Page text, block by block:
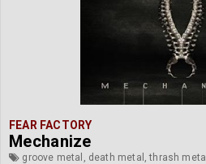
FEAR FACTORY
Mechanize
groove metal, death metal, thrash metal